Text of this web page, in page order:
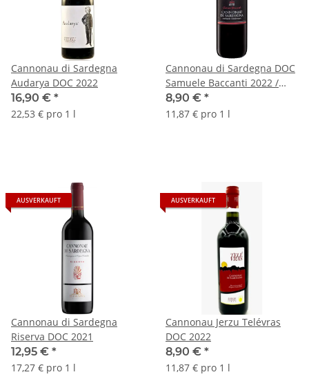
Cannonau di Sardegna
Audarya DOC 2022
16,90 € *
22,53 € pro 1 l
Cannonau di Sardegna DOC
Samuele Baccanti 2022 /
2023
8,90 € *
11,87 € pro 1 l
AUSVERKAUFT
Cannonau di Sardegna
Riserva DOC 2021
12,95 € *
17,27 € pro 1 l
AUSVERKAUFT
Cannonau Jerzu Telévras
DOC 2022
8,90 € *
11,87 € pro 1 l